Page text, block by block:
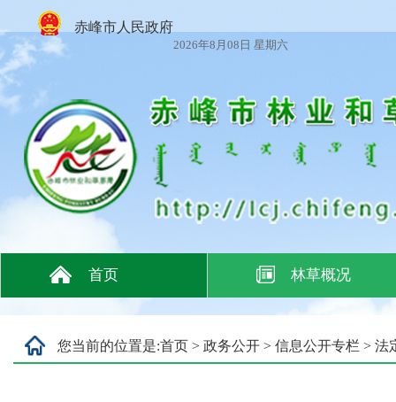
赤峰市人民政府
2026年8月08日 星期六
首页 林草概况
您当前的位置是:首页 > 政务公开 > 信息公开专栏 > 法